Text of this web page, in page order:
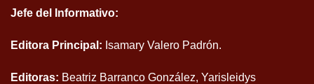
Jefe del Informativo:
Editora Principal: Isamary Valero Padrón.
Editoras: Beatriz Barranco González, Yarisleidys